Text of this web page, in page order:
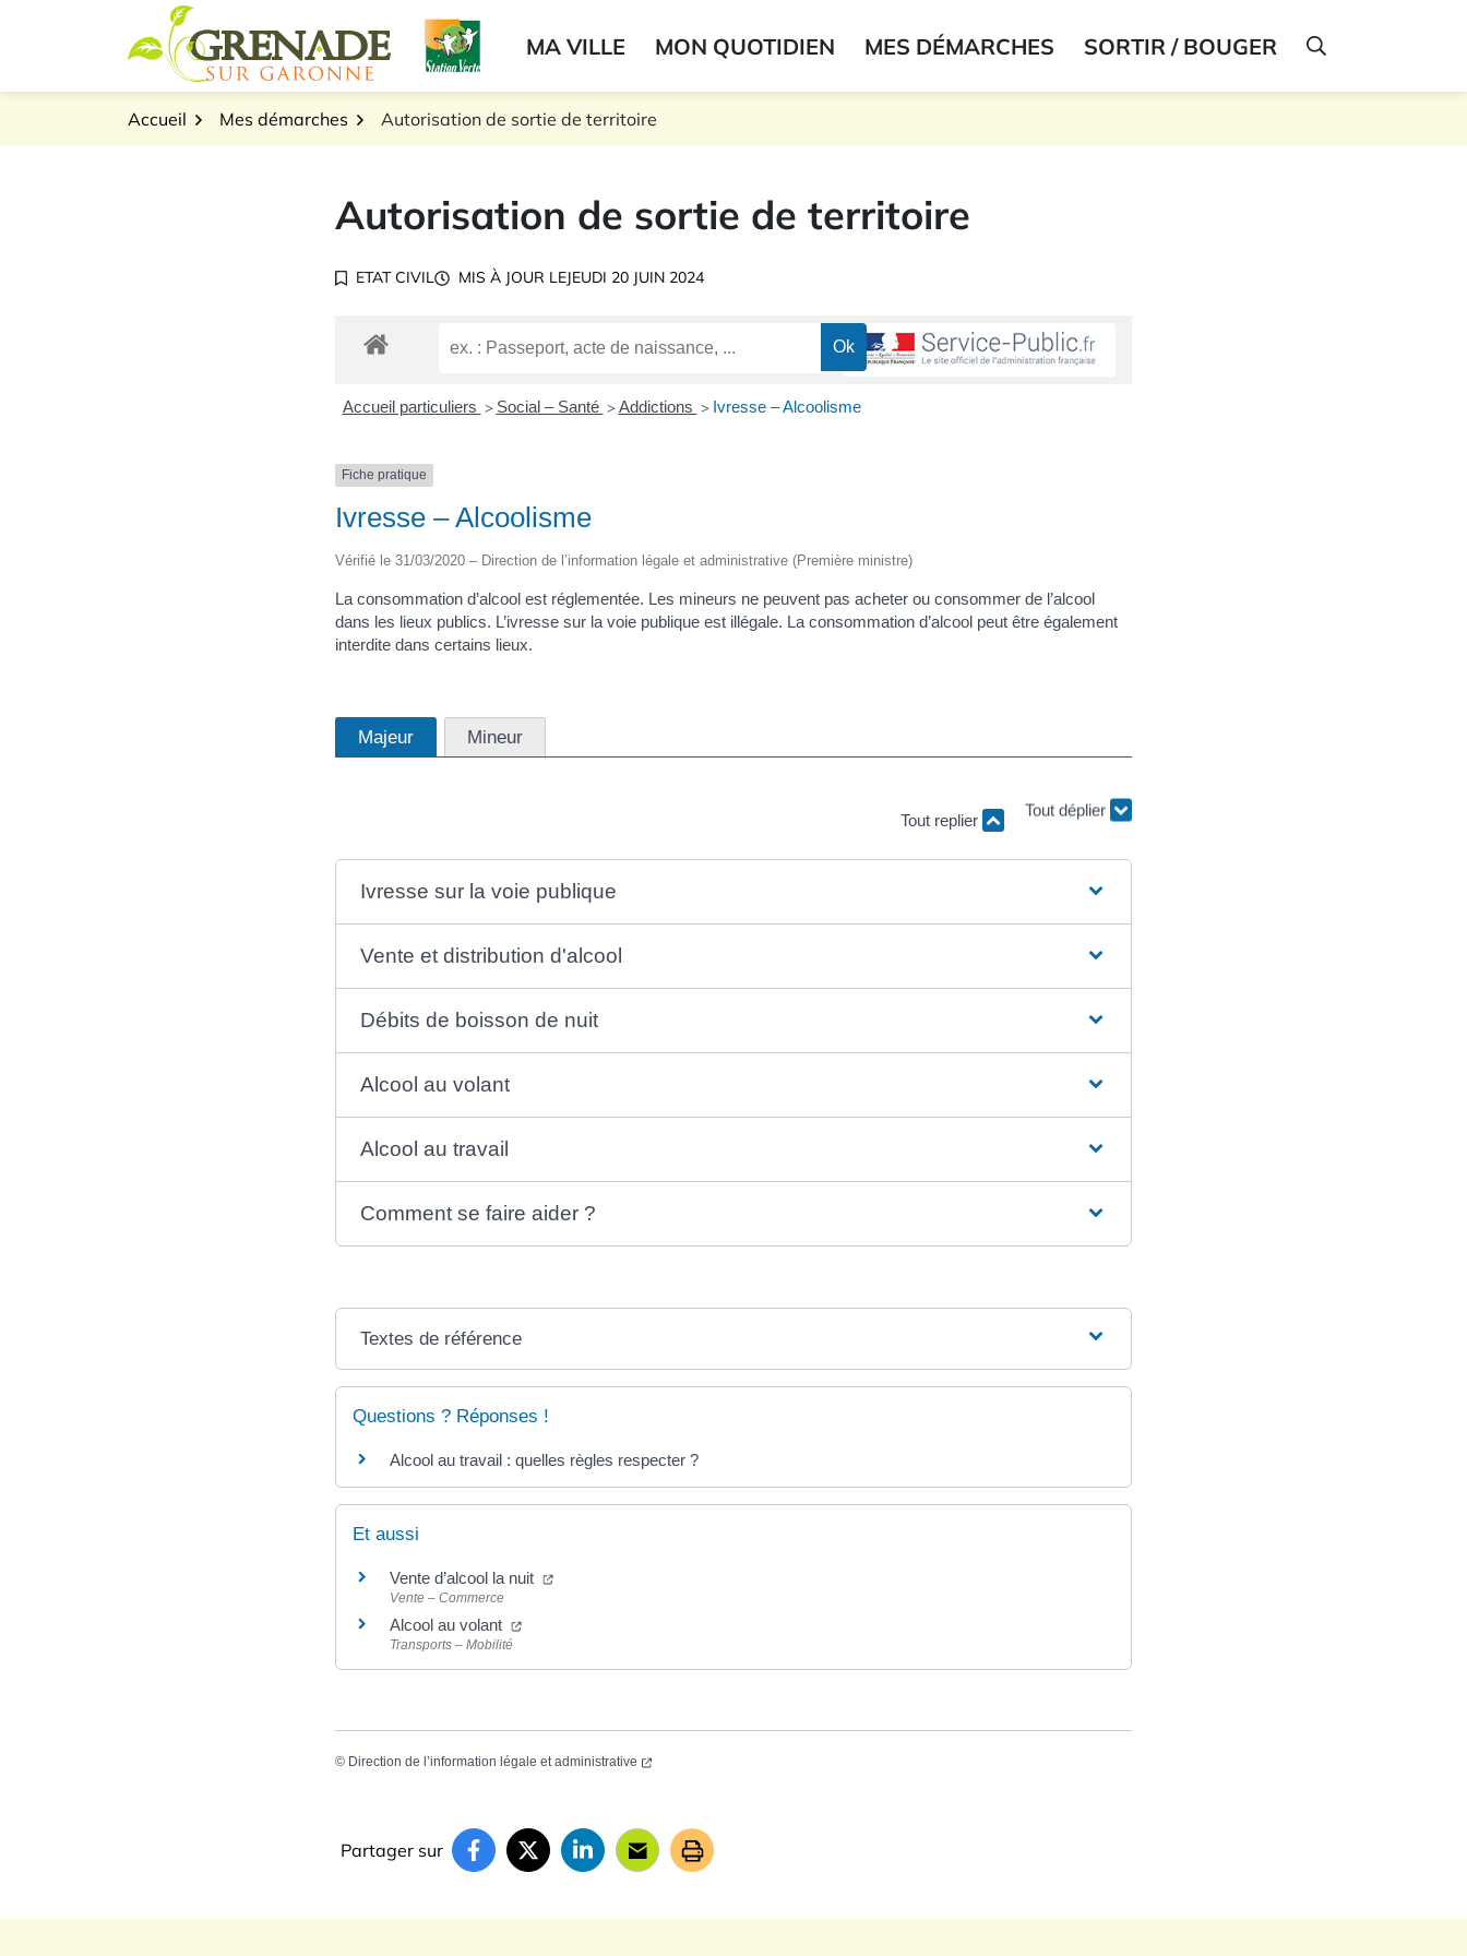
Logo Grenade sur GaronneMA VILLE MON QUOTIDIEN MES DÉMARCHES SORTIR / BOUGER AFFICHER LA
Accueil Mes démarches Autorisation de sortie de territoire
Autorisation de sortie de territoire
ETAT CIVIL MIS À JOUR LEJEUDI 20 JUIN 2024
Accueil particuliers > Social – Santé > Addictions > Ivresse – Alcoolisme
Fiche pratique
Ivresse – Alcoolisme
Vérifié le 31/03/2020 – Direction de l’information légale et administrative (Première ministre)
La consommation d’alcool est réglementée. Les mineurs ne peuvent pas acheter ou consommer de l’alcool
dans les lieux publics. L’ivresse sur la voie publique est illégale. La consommation d’alcool peut être également
interdite dans certains lieux.
Majeur Mineur
Tout replier Tout déplier
Ivresse sur la voie publique
Vente et distribution d'alcool
Débits de boisson de nuit
Alcool au volant
Alcool au travail
Comment se faire aider ?
Textes de référence
Questions ? Réponses !
Alcool au travail : quelles règles respecter ?
Et aussi
Vente d’alcool la nuit
Vente – Commerce
Alcool au volant
Transports – Mobilité
© Direction de l’information légale et administrative
Partager sur